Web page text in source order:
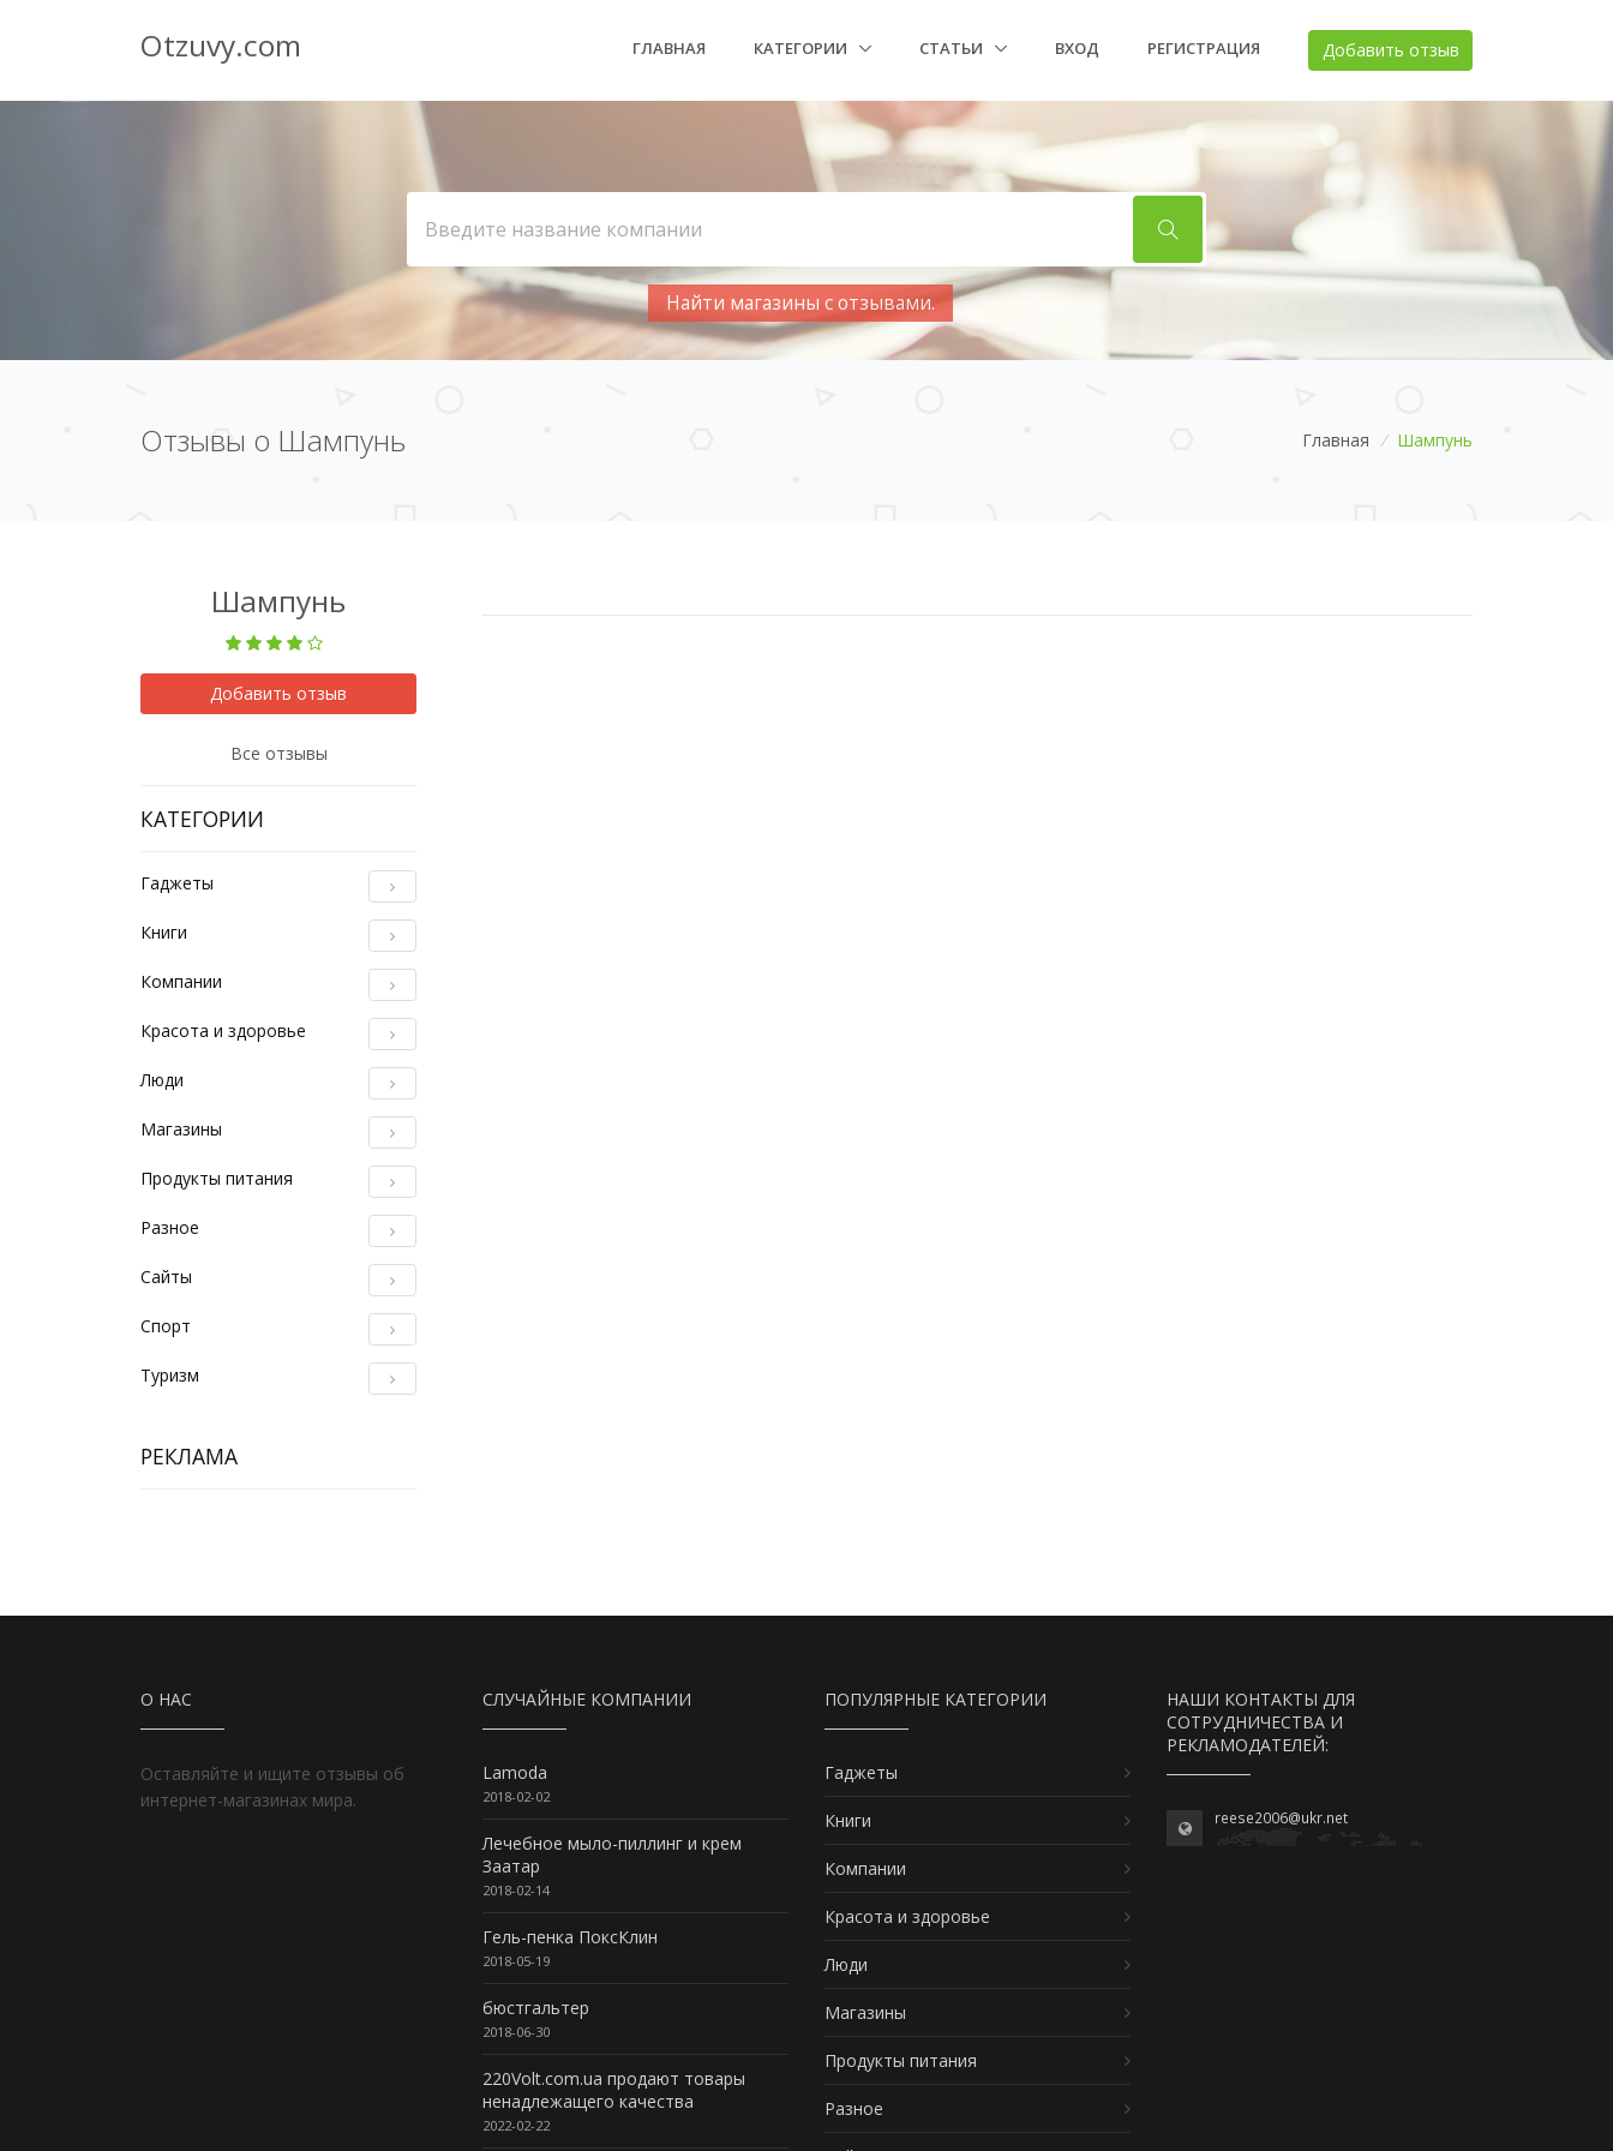
Otzuvy.com ГЛАВНАЯ КАТЕГОРИИ СТАТЬИ ВХОД РЕГИСТРАЦИЯ Добавить отзыв
Найти магазины с отзывами.
Отзывы о Шампунь Главная / Шампунь
Шампунь
Добавить отзыв
Все отзывы
КАТЕГОРИИ
Гаджеты
Книги
Компании
Красота и здоровье
Люди
Магазины
Продукты питания
Разное
Сайты
Спорт
Туризм
РЕКЛАМА
О НАС
Оставляйте и ищите отзывы об
интернет-магазинах мира.
СЛУЧАЙНЫЕ КОМПАНИИ
Lamoda
2018-02-02
Лечебное мыло-пиллинг и крем
Заатар
2018-02-14
Гель-пенка ПоксКлин
2018-05-19
бюстгальтер
2018-06-30
220Volt.com.ua продают товары
ненадлежащего качества
2022-02-22
ПОПУЛЯРНЫЕ КАТЕГОРИИ
Гаджеты
Книги
Компании
Красота и здоровье
Люди
Магазины
Продукты питания
Разное
НАШИ КОНТАКТЫ ДЛЯ
СОТРУДНИЧЕСТВА И
РЕКЛАМОДАТЕЛЕЙ:
reese2006@ukr.net